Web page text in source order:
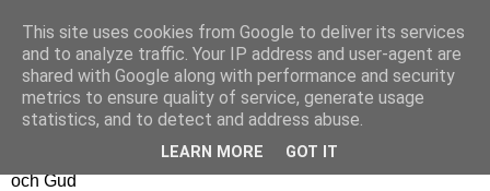
Fyren
Fyren finns för att sprida ljus i mörkret
För att påminna om guldkanterna i tillvaron
Här samsas jakt, hantverk, odling, och andra tankar om livet
och Gud
This site uses cookies from Google to deliver its services
and to analyze traffic. Your IP address and user-agent are
shared with Google along with performance and security
metrics to ensure quality of service, generate usage
statistics, and to detect and address abuse.
LEARN MORE GOT IT